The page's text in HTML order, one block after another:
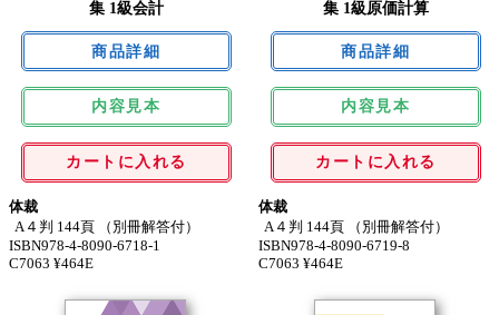
集 1級会計
内容見本
カートに入れる
体裁
A４判 144頁 （別冊解答付）
ISBN978-4-8090-6718-1
C7063 ¥464E
集 1級原価計算
内容見本
カートに入れる
体裁
A４判 144頁 （別冊解答付）
ISBN978-4-8090-6719-8
C7063 ¥464E